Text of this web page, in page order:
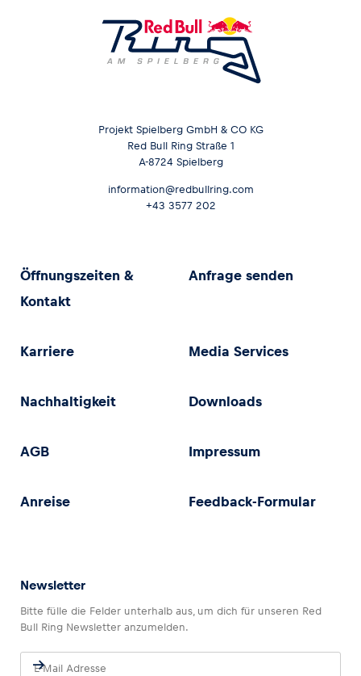
Projekt Spielberg GmbH & CO KG
Red Bull Ring Straße 1
A-8724 Spielberg
information@redbullring.com
+43 3577 202
Öffnungszeiten &
Kontakt
Anfrage senden
Karriere Media Services
Nachhaltigkeit Downloads
AGB Impressum
Anreise Feedback-Formular
Newsletter
Bitte fülle die Felder unterhalb aus, um dich für unseren Red
Bull Ring Newsletter anzumelden.